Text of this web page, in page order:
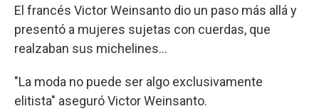
El francés Victor Weinsanto dio un paso más allá y
presentó a mujeres sujetas con cuerdas, que
realzaban sus michelines...
"La moda no puede ser algo exclusivamente
elitista" aseguró Victor Weinsanto.